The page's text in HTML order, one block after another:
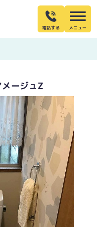
電話する
ージュZ